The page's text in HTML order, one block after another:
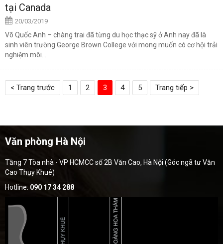
tại Canada
20/03/2019
Võ Quốc Anh – chàng trai đã từng du học thạc sỹ ở Anh nay đã là
sinh viên trường George Brown College với mong muốn có cơ hội trải
nghiệm môi...
< Trang trước 1 2 3 4 5 Trang tiếp >
Văn phòng Hà Nội
Tầng 7 Tòa nhà - VP HCMCC số 2B Văn Cao, Hà Nội (Góc ngã tư Văn
Cao Thụy Khuê)
Hotline: 090 17 34 288